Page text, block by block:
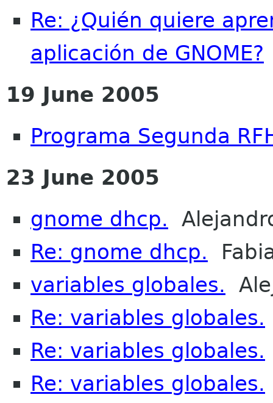
Re: ¿Quién quiere
aplicación de GNOME?
19 June 2005
Programa Segunda
23 June 2005
gnome dhcp.
Re: gnome dhcp.
variables globales.
Re: variables globales.
Re: variables globales.
Re: variables globales.